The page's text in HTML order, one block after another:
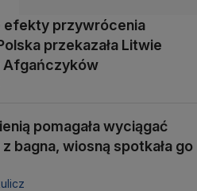
efekty przywrócenia
przekazała Litwie
pomagała wyciągać
z bagna, wiosną spotkała go